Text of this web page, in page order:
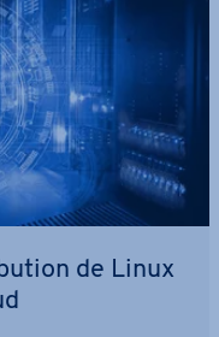
de Linux